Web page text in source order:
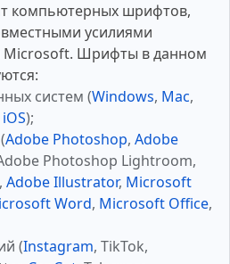
компьютерных шрифтов,
усилиями
Microsoft. Шрифты в данном
систем (Windows, Mac,
iOS);
Adobe Photoshop, Adobe
Photoshop Lightroom,
, Adobe Illustrator, Microsoft
Word, Microsoft Office,
(Instagram, TikTok,